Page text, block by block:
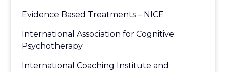
Evidence Based Treatments – NICE
International Association for Cognitive
Psychotherapy
International Coaching Institute and